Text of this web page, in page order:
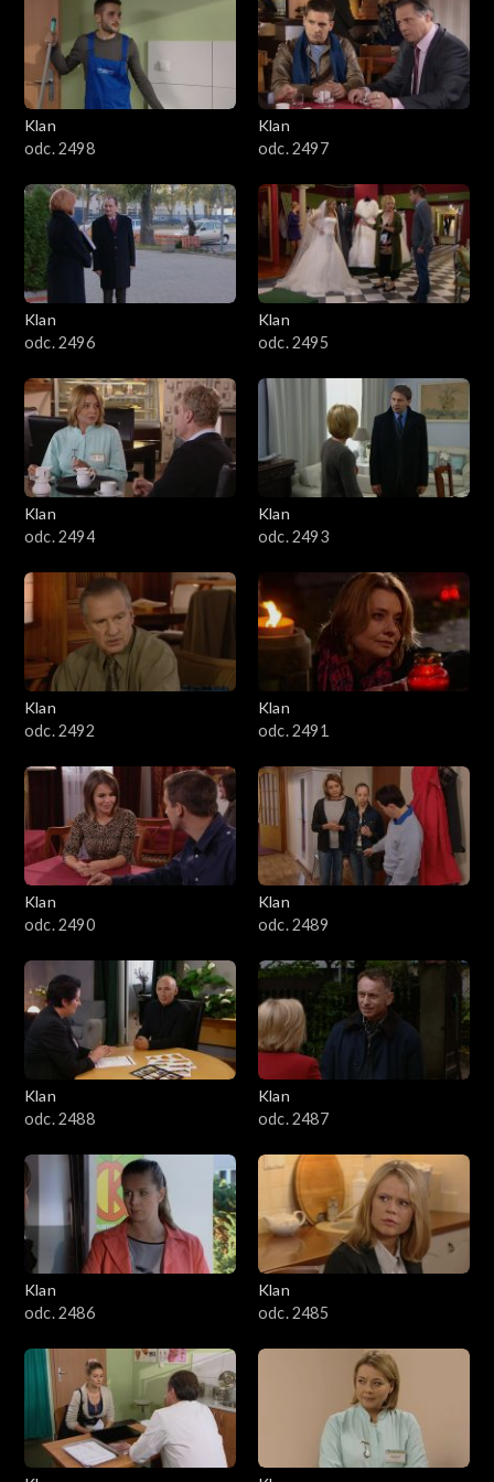
4201–4300
4101–4200
3901–4000
3801–3900
3701–3800
3601–3700
3501–3600
3401–3500
3201–3300
3101–3200
3001–3100
2901–3000
2801–2900
2701–2800
2501–2600
2401–2500
2301–2400
2201–2300
2101–2200
2001–2100
1901–2000
1801–1900
1701–1800
Klan
odc. 2498
Klan
odc. 2497
Klan
odc. 2496
Klan
odc. 2495
Klan
odc. 2494
Klan
odc. 2493
Klan
odc. 2492
Klan
odc. 2491
Klan
odc. 2490
Klan
odc. 2489
Klan
odc. 2488
Klan
odc. 2487
Klan
odc. 2486
Klan
odc. 2485